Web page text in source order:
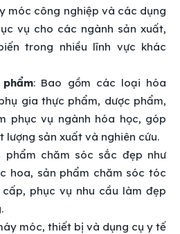
móc công nghiệp và các dụng
vụ cho các ngành sản xuất,
trong nhiều lĩnh vực khác
: Bao gồm các loại hóa
gia thực phẩm, dược phẩm,
phục vụ ngành hóa học, góp
lượng sản xuất và nghiên cứu.
phẩm chăm sóc sắc đẹp như
hoa, sản phẩm chăm sóc tóc
phục vụ nhu cầu làm đẹp
móc, thiết bị và dụng cụ y tế